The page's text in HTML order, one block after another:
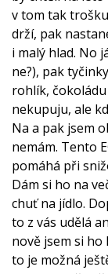
v tom tak
drží, pak
i malý hlad. No
ne?), pak
rohlík,
nekupuju, ale
Na a pak jsem
nemám. Tento
pomáhá při
Dám si ho na
chuť na jídlo.
to z vás udělá
nově jsem si
to je možná